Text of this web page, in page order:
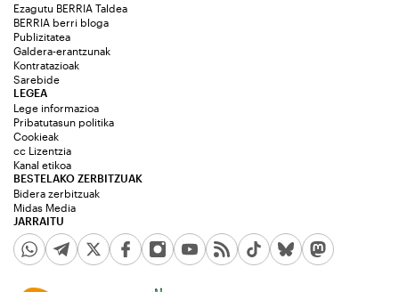
Ezagutu BERRIA Taldea
BERRIA berri bloga
Publizitatea
Galdera-erantzunak
Kontratazioak
Sarebide
JARRAITU
LEGEA
Lege informazioa
Pribatutasun politika
Cookieak
cc Lizentzia
Kanal etikoa
BESTELAKO ZERBITZUAK
Bidera zerbitzuak
Midas Media